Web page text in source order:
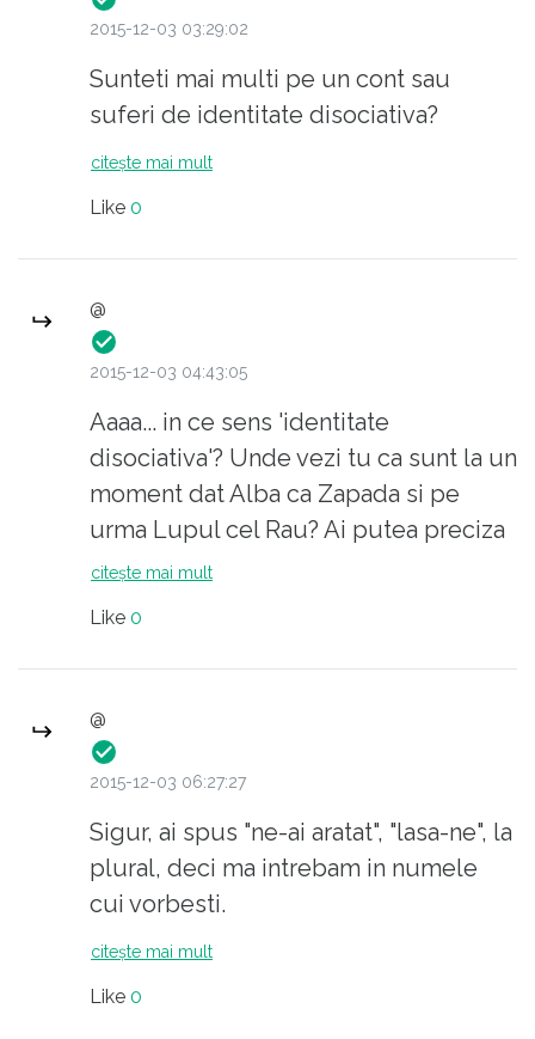
2015-12-03 03:29:02
Sunteti mai multi pe un cont sau
suferi de identitate disociativa?
citește mai mult
Like 0
@
2015-12-03 04:43:05
Aaaa... in ce sens 'identitate
disociativa'? Unde vezi tu ca sunt la un
moment dat Alba ca Zapada si pe
urma Lupul cel Rau? Ai putea preciza
cu mai multa acuratete?
citește mai mult
Like 0
@
2015-12-03 06:27:27
Sigur, ai spus "ne-ai aratat", "lasa-ne", la
plural, deci ma intrebam in numele
cui vorbesti.
citește mai mult
Like 0